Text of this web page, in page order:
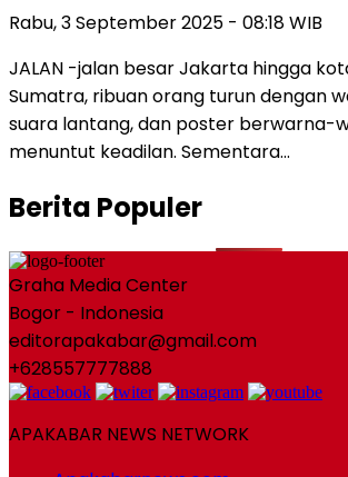
Rabu, 3 September 2025 - 08:18 WIB
JALAN -jalan besar Jakarta hingga
Sumatra, ribuan orang turun dengan
suara lantang, dan poster berwarna-
menuntut keadilan. Sementara…
Berita Populer
Graha Media Center
Bogor - Indonesia
editorapakabar@gmail.com
+628557777888
APAKABAR NEWS NETWORK